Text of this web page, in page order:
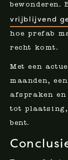
bewonderen.
vrijblijvend
hoe prefab
recht komt.
Met een
maanden,
afspraken en
tot plaatsing,
bent.